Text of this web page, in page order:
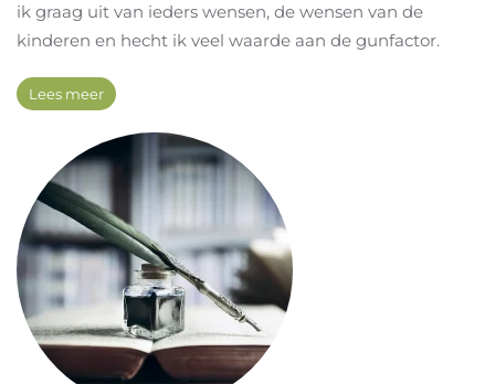
ik graag uit van ieders wensen, de wensen van de
kinderen en hecht ik veel waarde aan de gunfactor.
Lees meer